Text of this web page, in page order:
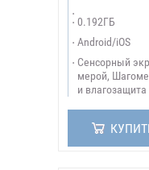
0.192ГБ
Android/iOS
Сенсорный
мерой,
и влагозащита